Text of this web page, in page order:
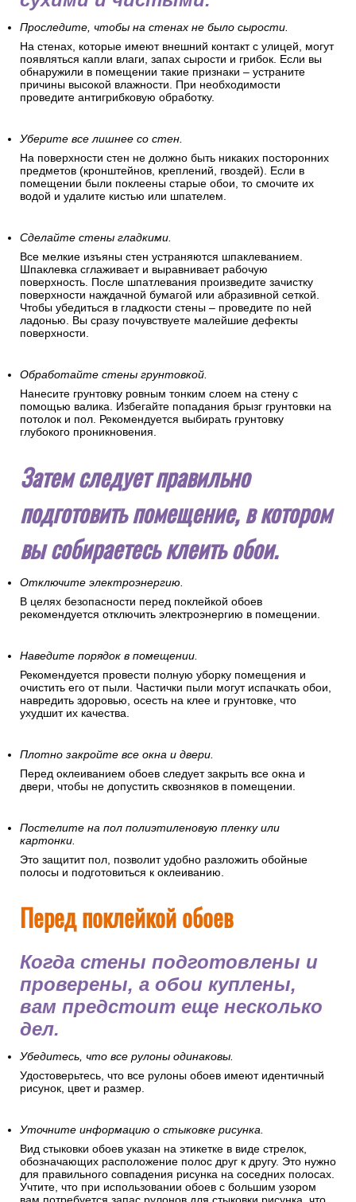
Проследите, чтобы на стенах не было сырости.
На стенах, которые имеют внешний контакт с улицей, могут
появляться капли влаги, запах сырости и грибок. Если вы
обнаружили в помещении такие признаки – устраните
причины высокой влажности. При необходимости
проведите антигрибковую обработку.
Уберите все лишнее со стен.
На поверхности стен не должно быть никаких посторонних
предметов (кронштейнов, креплений, гвоздей). Если в
помещении были поклеены старые обои, то смочите их
водой и удалите кистью или шпателем.
Сделайте стены гладкими.
Все мелкие изъяны стен устраняются шпаклеванием.
Шпаклевка сглаживает и выравнивает рабочую
поверхность. После шпатлевания произведите зачистку
поверхности наждачной бумагой или абразивной сеткой.
Чтобы убедиться в гладкости стены – проведите по ней
ладонью. Вы сразу почувствуете малейшие дефекты
поверхности.
Обработайте стены грунтовкой.
Нанесите грунтовку ровным тонким слоем на стену с
помощью валика. Избегайте попадания брызг грунтовки на
потолок и пол. Рекомендуется выбирать грунтовку
глубокого проникновения.
Затем следует правильно
подготовить помещение, в котором
вы собираетесь клеить обои.
Отключите электроэнергию.
В целях безопасности перед поклейкой обоев
рекомендуется отключить электроэнергию в помещении.
Наведите порядок в помещении.
Рекомендуется провести полную уборку помещения и
очистить его от пыли. Частички пыли могут испачкать обои,
навредить здоровью, осесть на клее и грунтовке, что
ухудшит их качества.
Плотно закройте все окна и двери.
Перед оклеиванием обоев следует закрыть все окна и
двери, чтобы не допустить сквозняков в помещении.
Постелите на пол полиэтиленовую пленку или
картонки.
Это защитит пол, позволит удобно разложить обойные
полосы и подготовиться к оклеиванию.
Перед поклейкой обоев
Когда стены подготовлены и
проверены, а обои куплены,
вам предстоит еще несколько
дел.
Убедитесь, что все рулоны одинаковы.
Удостоверьтесь, что все рулоны обоев имеют идентичный
рисунок, цвет и размер.
Уточните информацию о стыковке рисунка.
Вид стыковки обоев указан на этикетке в виде стрелок,
обозначающих расположение полос друг к другу. Это нужно
для правильного совпадения рисунка на соседних полосах.
Учтите, что при использовании обоев с большим узором